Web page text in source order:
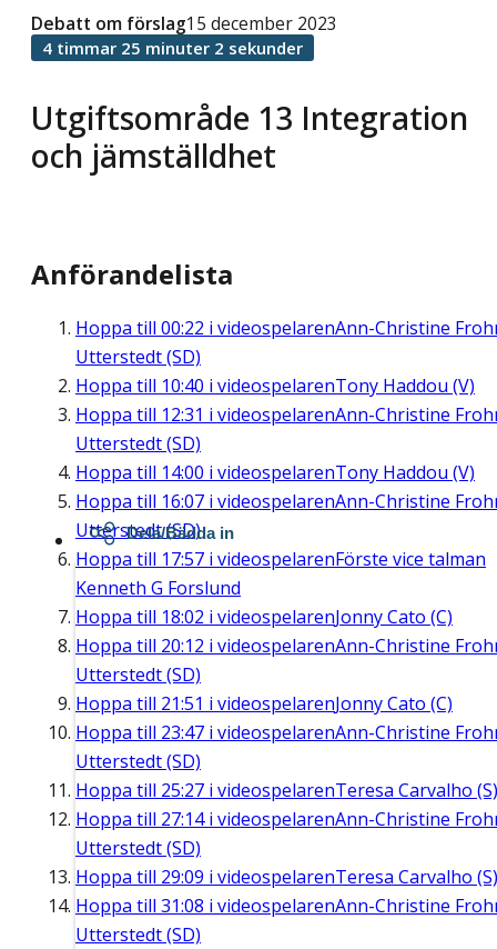
Utgiftsområde 13 Integration
och jämställdhet
Debatt om förslag15 december 2023
4 timmar 25 minuter 2 sekunder
Anförandelista
Hoppa till 00:22 i videospelarenAnn-Christine
Utterstedt (SD)
Hoppa till 10:40 i videospelarenTony Haddou (V)
Hoppa till 12:31 i videospelarenAnn-Christine
Utterstedt (SD)
Hoppa till 14:00 i videospelarenTony Haddou (V)
Hoppa till 16:07 i videospelarenAnn-Christine
Utterstedt (SD)
Hoppa till 17:57 i videospelarenFörste vice talman
Kenneth G Forslund
Hoppa till 18:02 i videospelarenJonny Cato (C)
Hoppa till 20:12 i videospelarenAnn-Christine
Utterstedt (SD)
Hoppa till 21:51 i videospelarenJonny Cato (C)
Hoppa till 23:47 i videospelarenAnn-Christine
Utterstedt (SD)
Hoppa till 25:27 i videospelarenTeresa Carvalho (S)
Hoppa till 27:14i videospelarenAnn-Christine
Utterstedt (SD)
Hoppa till 29:09 i videospelarenTeresa Carvalho (S)
Hoppa till 31:08 i videospelarenAnn-Christine
Utterstedt (SD)
Dela/Bädda in